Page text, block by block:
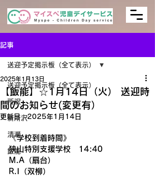
記事
送迎予定掲示板（全て表示）
所沢
新所沢
清瀬
飯能
送迎予定掲示板（全て表示）
【飯能】☆1月14日（火） 送迎時
間のお知らせ(変更有）
2025年1月13日
更新日：2025年1月14日
《学校到着時間》
狭山特別支援学校　14:40
M.A（扇台）
R.I（双柳）